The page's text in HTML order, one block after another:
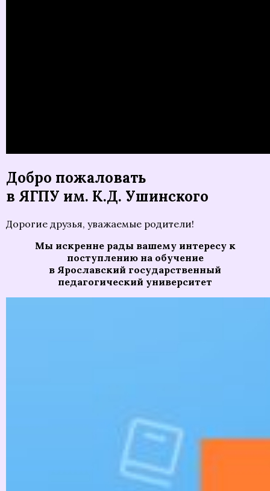
Добро пожаловать
в ЯГПУ им. К.Д. Ушинского
Дорогие друзья, уважаемые родители!
Мы искренне рады вашему интересу к
поступлению на обучение
в Ярославский государственный
педагогический университет